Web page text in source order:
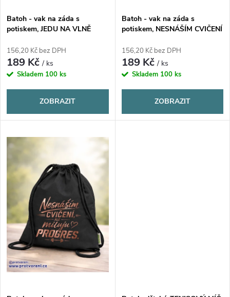
o
d
u
k
t
ů
o
d
u
k
t
ů
Batoh - vak na záda s
potiskem, JEDU NA VLNĚ
156,20 Kč bez DPH
189 Kč/ ks
Skladem 100 ks
ZOBRAZIT
Batoh - vak na záda s
potiskem, NESNÁŠÍM CVIČENÍ
37x41cm, 1 kus
156,20 Kč bez DPH
189 Kč/ ks
Skladem 100 ks
ZOBRAZIT